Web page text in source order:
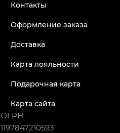
Контакты
Оформление заказа
Доставка
Карта лояльности
Подарочная карта
Карта сайта
ОГРН
1197847210593